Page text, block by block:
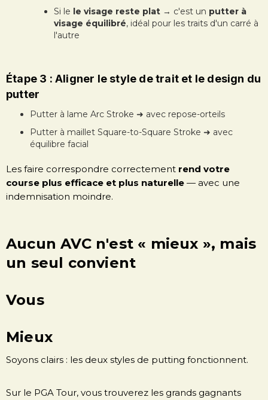
Si le le visage reste plat → c'est un putter à
visage équilibré, idéal pour les traits d'un carré à
l'autre
Étape 3 : Aligner le style de trait et le design du
putter
Putter à lame Arc Stroke ➜ avec repose-orteils
Putter à maillet Square-to-Square Stroke ➜ avec
équilibre facial
Les faire correspondre correctement rend votre
course plus efficace et plus naturelle — avec une
indemnisation moindre.
Aucun AVC n'est « mieux », mais
un seul convient
Vous
Mieux
Soyons clairs : les deux styles de putting fonctionnent.
Sur le PGA Tour, vous trouverez les grands gagnants